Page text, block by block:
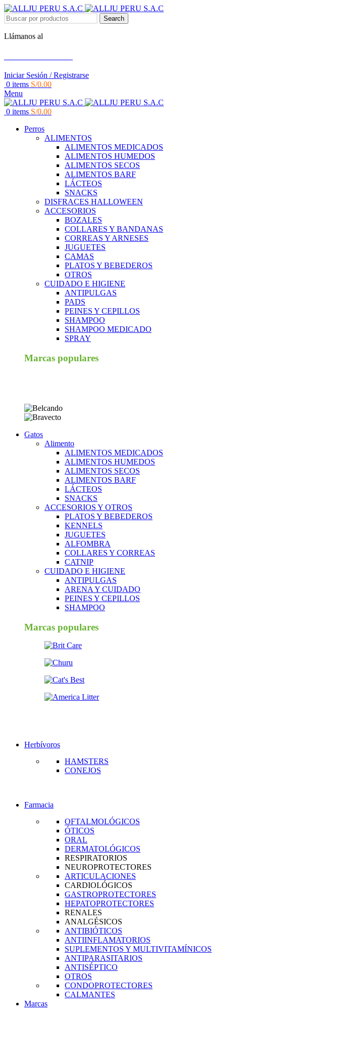
Search
Llámanos al
Iniciar Sesión / Registrarse
0 items S/0.00
Menu
0 items S/0.00
Perros
ALIMENTOS
ALIMENTOS MEDICADOS
ALIMENTOS HUMEDOS
ALIMENTOS SECOS
ALIMENTOS BARF
LÁCTEOS
SNACKS
DISFRACES HALLOWEEN
ACCESORIOS
BOZALES
COLLARES Y BANDANAS
CORREAS Y ARNESES
JUGUETES
CAMAS
PLATOS Y BEBEDEROS
OTROS
CUIDADO E HIGIENE
ANTIPULGAS
PADS
PEINES Y CEPILLOS
SHAMPOO
SHAMPOO MEDICADO
SPRAY
Marcas populares
Gatos
Alimento
ALIMENTOS MEDICADOS
ALIMENTOS HUMEDOS
ALIMENTOS SECOS
ALIMENTOS BARF
LÁCTEOS
SNACKS
ACCESORIOS Y OTROS
PLATOS Y BEBEDEROS
KENNELS
JUGUETES
ALFOMBRA
COLLARES Y CORREAS
CATNIP
CUIDADO E HIGIENE
ANTIPULGAS
ARENA Y CUIDADO
PEINES Y CEPILLOS
SHAMPOO
Marcas populares
Herbívoros
HAMSTERS
CONEJOS
Farmacia
OFTALMOLÓGICOS
ÓTICOS
ORAL
DERMATOLÓGICOS
RESPIRATORIOS
NEUROPROTECTORES
ARTICULACIONES
CARDIOLÓGICOS
GASTROPROTECTORES
HEPATOPROTECTORES
RENALES
ANALGÉSICOS
ANTIBIÓTICOS
ANTIINFLAMATORIOS
SUPLEMENTOS Y MULTIVITAMÍNICOS
ANTIPARASITARIOS
ANTISÉPTICO
OTROS
CONDOPROTECTORES
CALMANTES
Marcas